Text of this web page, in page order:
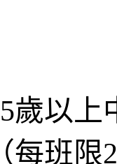
以上
每班限